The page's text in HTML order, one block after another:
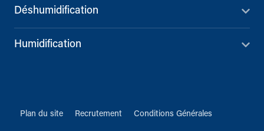
Déshumidification
Humidification
Plan du site Recrutement Conditions Générales